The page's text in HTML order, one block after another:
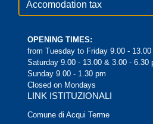
Accomodation tax
OPENING TIMES:
from Tuesday to Friday 9.00 -
Saturday 9.00 - 13.00 & 3.00 - 6.30
Sunday 9.00 - 1.30 pm
Closed on Mondays
LINK ISTITUZIONALI
Comune di Acqui Terme